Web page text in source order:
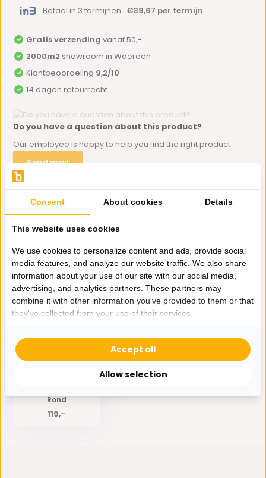
Betaal in 3 termijnen: €39,67 per termijn
Gratis verzending vanaf 50,-
2000m2 showroom in Woerden
Klantbeoordeling 9,2/10
14 dagen retourrecht
Do you have a question about this product?
Our employee is happy to help you find the right product
Send mail
Productomschrijving
Delen
Eerder bekeken door jou
Rond
119,-
Consent About cookies Details
This website uses cookies
We use cookies to personalize content and ads, provide social
media features, and analyze our website traffic. We also share
information about your use of our site with our social media,
advertising, and analytics partners. These partners may
combine it with other information you've provided to them or that
they've collected from your use of their services.
Allow selection
Accept all